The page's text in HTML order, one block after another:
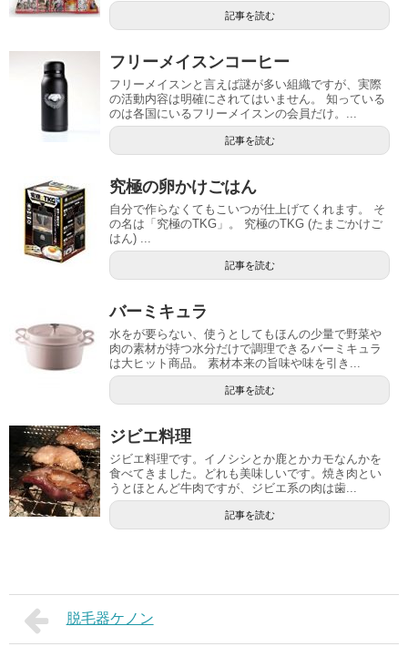
記事を読む
フリーメイスンコーヒー
フリーメイスンと言えば謎が多い組織ですが、実際
の活動内容は明確にされてはいません。 知っている
のは各国にいるフリーメイスンの会員だけ。...
記事を読む
究極の卵かけごはん
自分で作らなくてもこいつが仕上げてくれます。 そ
の名は「究極のTKG」。 究極のTKG (たまごかけご
はん) ...
記事を読む
バーミキュラ
水をが要らない、使うとしてもほんの少量で野菜や
肉の素材が持つ水分だけで調理できるバーミキュラ
は大ヒット商品。 素材本来の旨味や味を引き...
記事を読む
ジビエ料理
ジビエ料理です。イノシシとか鹿とかカモなんかを
食べてきました。どれも美味しいです。焼き肉とい
うとほとんど牛肉ですが、ジビエ系の肉は歯...
記事を読む
脱毛器ケノン